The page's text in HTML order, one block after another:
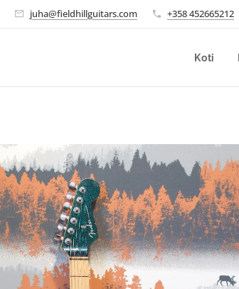
juha@fieldhillguitars.com +358 452665212
Koti